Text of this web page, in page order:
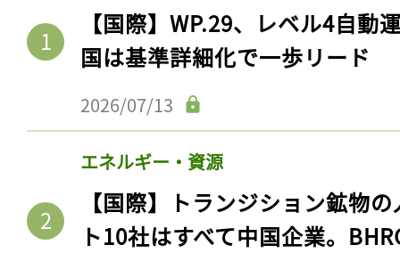
【国際】WP.29、レベル4自動
国は基準詳細化で一歩リード
2026/07/13
エネルギー・資源
【国際】トランジション鉱物
ト10社はすべて中国企業。